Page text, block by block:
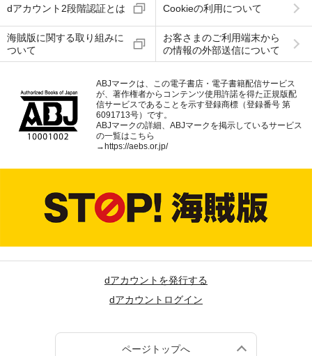
dアカウント2段階認証とは Cookieの利用について
海賊版に関する取り組みに
ついて
お客さまのご利用端末から
の情報の外部送信について
ABJマークは、この電子書店・電子書籍配信サービス
が、著作権者からコンテンツ使用許諾を得た正規版配
信サービスであることを示す登録商標（登録番号 第
6091713号）です。
ABJマークの詳細、ABJマークを掲示しているサービス
の一覧はこちら
→ https://aebs.or.jp/
dアカウントを発行する
dアカウントログイン
ページトップへ